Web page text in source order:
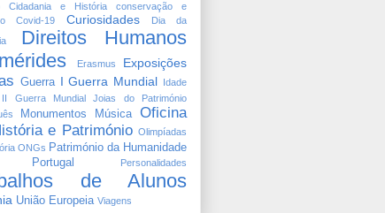
Cidadania e História
conservação e
Covid-19 Curiosidades
Dia da
Direitos Humanos
Erasmus Exposições
Guerra I Guerra Mundial
Idade
II Guerra Mundial
Joias do Património
Monumentos Música
Oficina
e Património Olimpíadas
ONGs Património da Humanidade
Personalidades
de Alunos
União Europeia Viagens